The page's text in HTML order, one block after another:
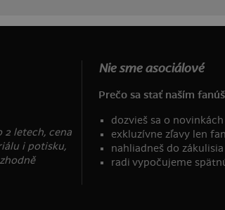
2 letech, cena
i potisku,
Nie sme asociálové
Prečo sa stať naším
dozvieš sa o
exkluzívne zľavy len
nahliadneš do zákulisia
radi vypočujeme